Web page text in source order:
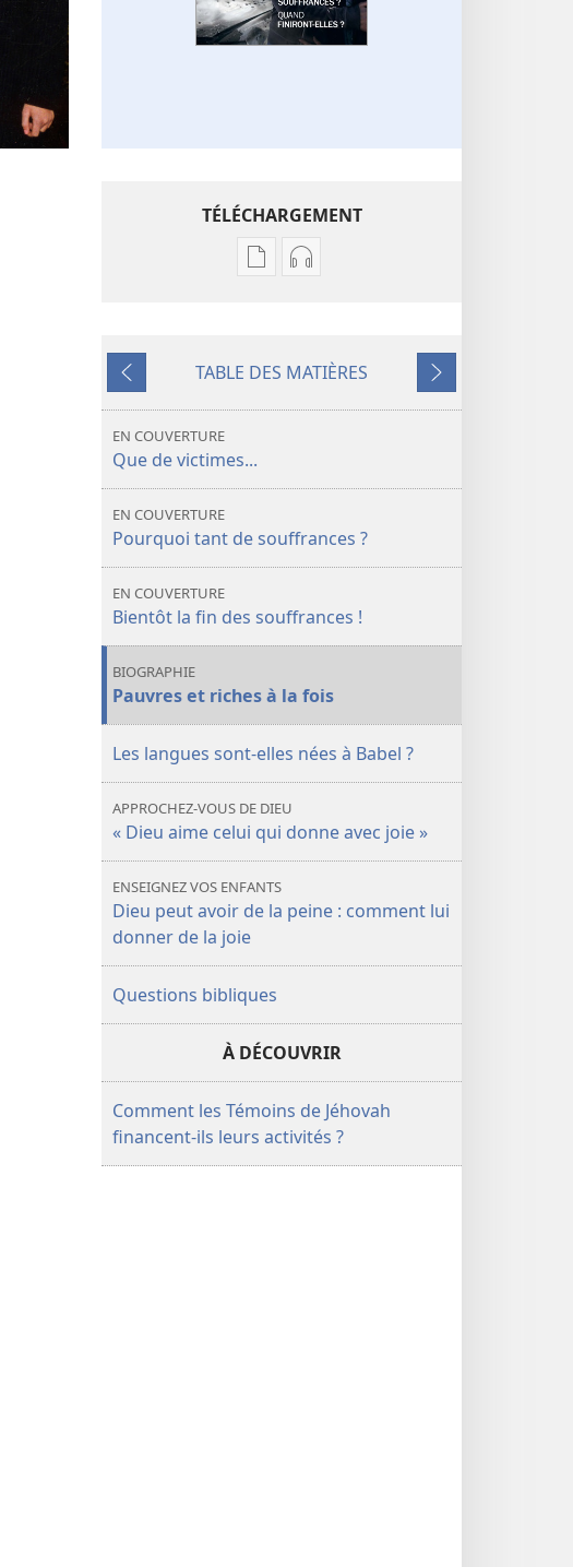
TÉLÉCHARGEMENT
Options
publications
Pourquoi
souffrances ?
elles ?
Options
enregistrements
Pourquoi
souffrances ?
elles ?
Précédent
TABLE DES MATIÈRES
Suivant
EN COUVERTURE
Que de victimes...
EN COUVERTURE
Pourquoi tant de souffrances ?
EN COUVERTURE
Bientôt la fin des souffrances !
BIOGRAPHIE
Pauvres et riches à la fois
Les langues sont-​elles nées à Babel ?
APPROCHEZ-VOUS DE DIEU
« Dieu aime celui qui donne avec joie »
ENSEIGNEZ VOS ENFANTS
Dieu peut avoir de la peine : comment lui
donner de la joie
Questions bibliques
À DÉCOUVRIR
Comment les Témoins de Jéhovah
financent-ils leurs activités ?